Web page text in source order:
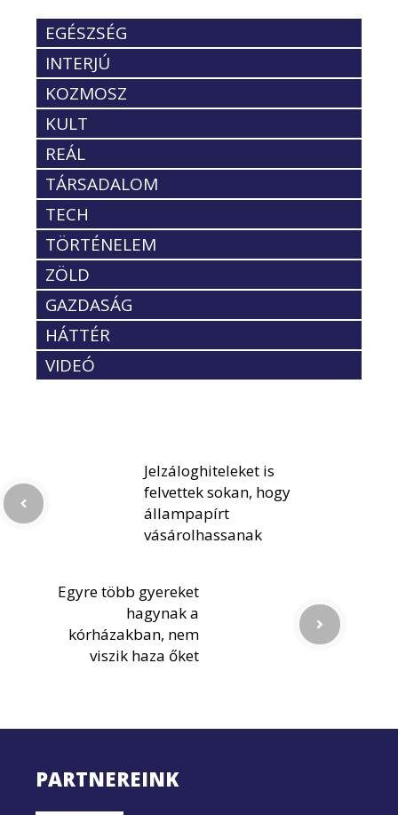
EGÉSZSÉG
INTERJÚ
KOZMOSZ
KULT
REÁL
TÁRSADALOM
TECH
TÖRTÉNELEM
ZÖLD
GAZDASÁG
HÁTTÉR
VIDEÓ
Jelzáloghiteleket is
felvettek sokan, hogy
állampapírt
vásárolhassanak
Egyre több gyereket
hagynak a
kórházakban, nem
viszik haza őket
PARTNEREINK